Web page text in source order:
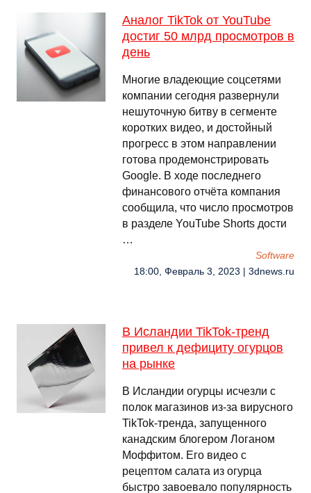
Аналог TikTok от YouTube
достиг 50 млрд просмотров в
день
Многие владеющие соцсетями
компании сегодня развернули
нешуточную битву в сегменте
коротких видео, и достойный
прогресс в этом направлении
готова продемонстрировать
Google. В ходе последнего
финансового отчёта компания
сообщила, что число просмотров
в разделе YouTube Shorts дости
…
Software
18:00, Февраль 3, 2023 | 3dnews.ru
В Исландии TikTok-тренд
привел к дефициту огурцов
на рынке
В Исландии огурцы исчезли с
полок магазинов из-за вирусного
TikTok-тренда, запущенного
канадским блогером Логаном
Моффитом. Его видео с
рецептом салата из огурца
быстро завоевало популярность